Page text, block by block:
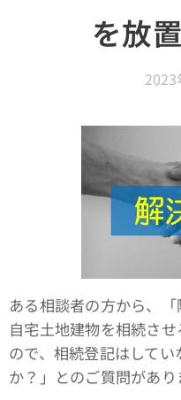
を放
2023
ある相談者の方から、「
自宅土地建物を相続さ
ので、相続登記はして
か？」とのご質問があり